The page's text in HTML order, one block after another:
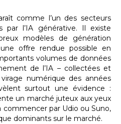
comme l’un des secteurs
par l’IA générative. Il existe
modèles de génération
offre rendue possible en
volumes de données
de l’IA – collectées et
numérique des années
surtout une évidence :
un marché juteux aux yeux
par Udio ou Suno,
dominants sur le marché.